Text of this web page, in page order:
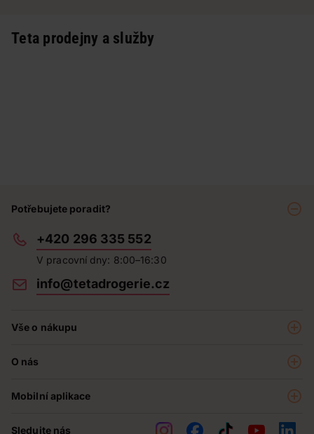
Teta prodejny a služby
Potřebujete poradit?
+420 296 335 552
V pracovní dny: 8:00–16:30
info@tetadrogerie.cz
Vše o nákupu
Prodejny
O nás
Teta pomáhá
Mobilní aplikace
Sledujte nás